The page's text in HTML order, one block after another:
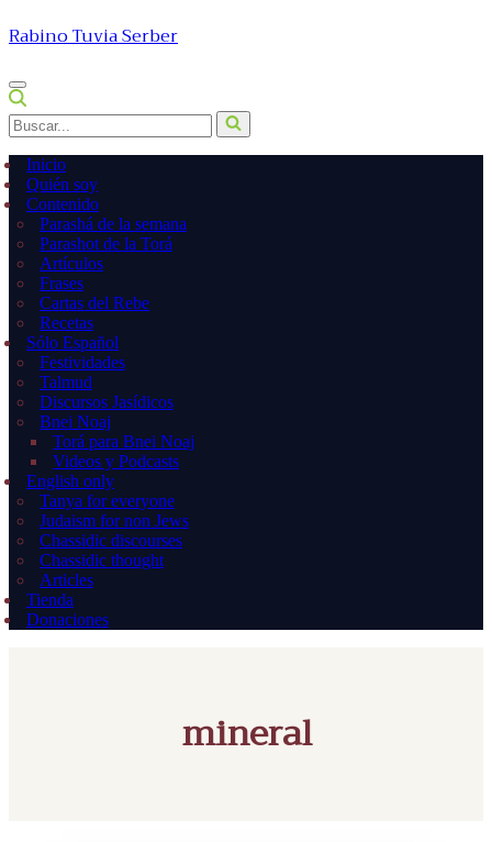
Rabino Tuvia Serber
Menú
de
navegación
Buscar...
Inicio
Quién soy
Contenido
Parashá de la semana
Parashot de la Torá
Artículos
Frases
Cartas del Rebe
Recetas
Sólo Español
Festividades
Talmud
Discursos Jasídicos
Bnei Noaj
Torá para Bnei Noaj
Videos y Podcasts
English only
Tanya for everyone
Judaism for non Jews
Chassidic discourses
Chassidic thought
Articles
Tienda
Donaciones
mineral